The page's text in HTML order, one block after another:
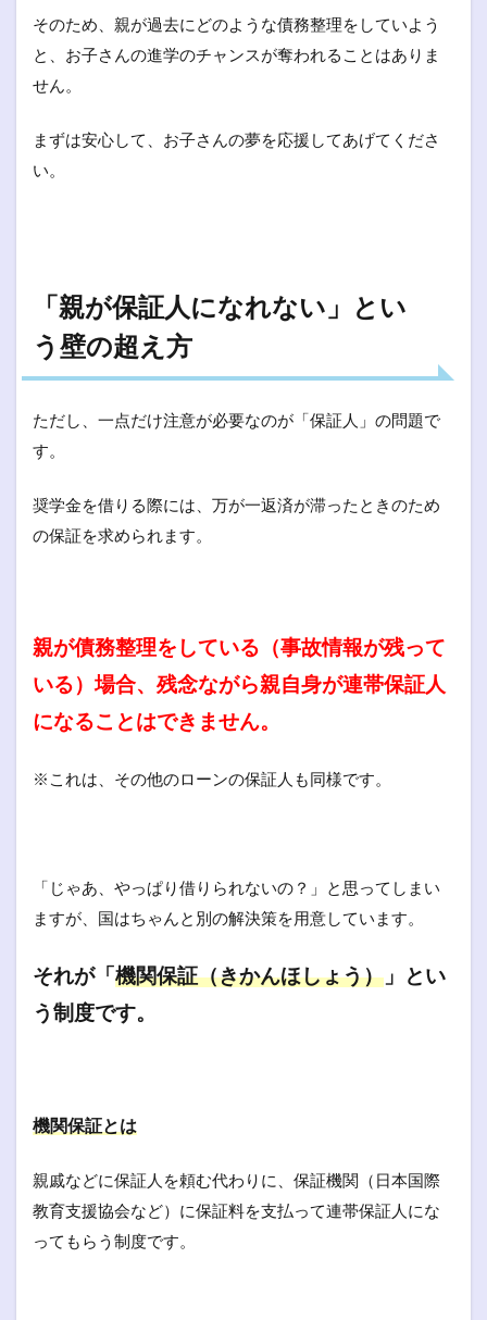
そのため、親が過去にどのような債務整理をしていよう
と、お子さんの進学のチャンスが奪われることはありま
せん。
まずは安心して、お子さんの夢を応援してあげてくださ
い。
「親が保証人になれない」とい
う壁の超え方
ただし、一点だけ注意が必要なのが「保証人」の問題で
す。
奨学金を借りる際には、万が一返済が滞ったときのため
の保証を求められます。
親が債務整理をしている（事故情報が残って
いる）場合、残念ながら親自身が連帯保証人
になることはできません。
※これは、その他のローンの保証人も同様です。
「じゃあ、やっぱり借りられないの？」と思ってしまい
ますが、国はちゃんと別の解決策を用意しています。
それが「機関保証（きかんほしょう） 」とい
う制度です。
機関保証とは
親戚などに保証人を頼む代わりに、保証機関（日本国際
教育支援協会など）に保証料を支払って連帯保証人にな
ってもらう制度です。